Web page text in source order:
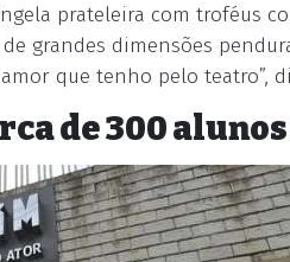
prateleira com troféus
grandes dimensões
que tenho pelo teatro”,
de 300 alunos